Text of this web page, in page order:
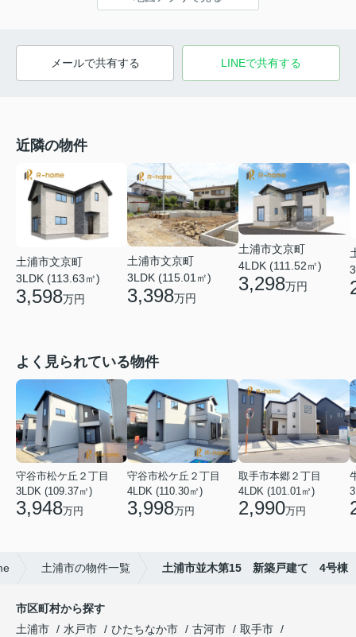
メールで共有する LINEで共有する
近隣の物件
土浦市文京町
3LDK (113.63㎡)
3,598万円
土浦市文京町
3LDK (115.01㎡)
3,398万円
土浦市文京町
4LDK (111.52㎡)
3,298万円
よく見られている物件
守谷市松ケ丘２丁目
3LDK (109.37㎡)
3,948万円
守谷市松ケ丘２丁目
4LDK (110.30㎡)
3,998万円
取手市本郷２丁目
4LDK (101.01㎡)
2,990万円
土浦市の物件一覧 土浦市並木第15 新築戸建て 4号棟
市区町村から探す
土浦市
水戸市 ひたちなか市 古河市
取手市